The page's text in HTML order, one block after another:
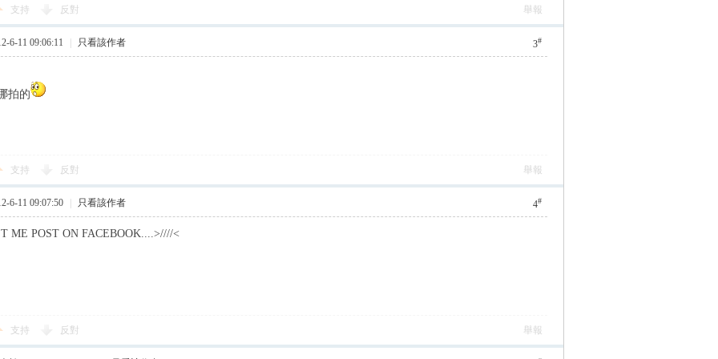
支持 反對 舉報
3#
6-11 09:06:11 只看該作者
拍的
支持 反對 舉報
4#
6-11 09:07:50 只看該作者
ME POST ON FACEBOOK....>////<
支持 反對 舉報